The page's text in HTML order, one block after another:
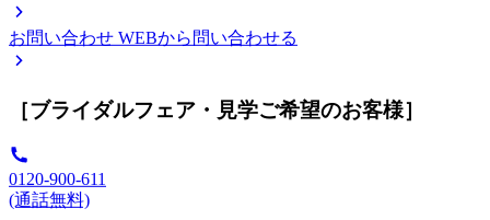
お問い合わせ WEBから問い合わせる
［ブライダルフェア・見学ご希望のお客様］
0120-900-611
(通話無料)